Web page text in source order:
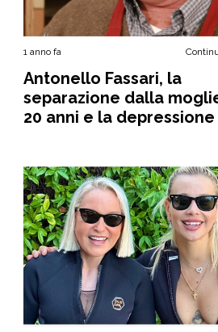
1 anno fa
Antonello Fassari, la
separazione dalla
20 anni e la depressione